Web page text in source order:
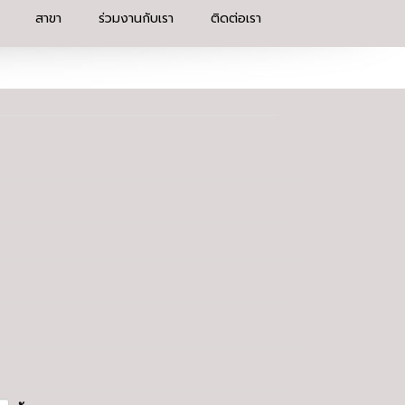
สาขา ร่วมงานกับเรา ติดต่อเรา